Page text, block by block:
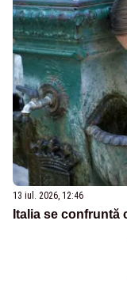
13 iul. 2026, 12:46
Italia se confruntă